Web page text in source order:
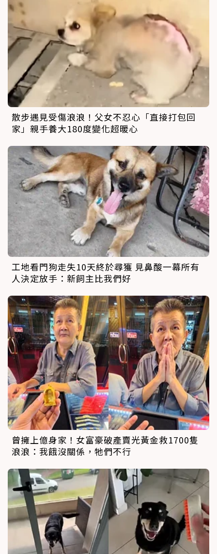
散步遇見受傷浪浪！父女不忍心「直接打包回
家」親手養大180度變化超暖心
工地看門狗走失10天終於尋獲 見鼻酸一幕所有
人決定放手：新飼主比我們好
曾擁上億身家！女富豪破產賣光黃金救1700隻
浪浪：我餓沒關係，牠們不行